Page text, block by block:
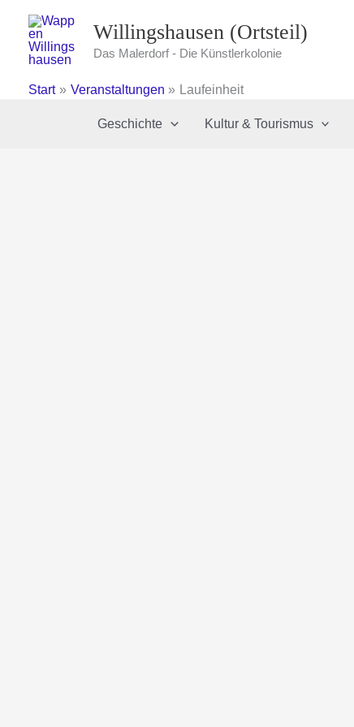
Inhalt
springen
Willingshausen (Ortsteil)
Das Malerdorf - Die Künstlerkolonie
Start Veranstaltungen Laufeinheit
Geschichte Kultur & Tourismus